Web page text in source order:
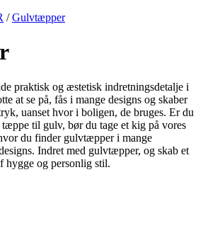
/Gulvtæpper
praktisk og æstetisk indretningsdetalje i
at se på, fås i mange designs og skaber
uanset hvor i boligen, de bruges. Er du
til gulv, bør du tage et kig på vores
du finder gulvtæpper i mange
Indret med gulvtæpper, og skab et
hygge og personlig stil.